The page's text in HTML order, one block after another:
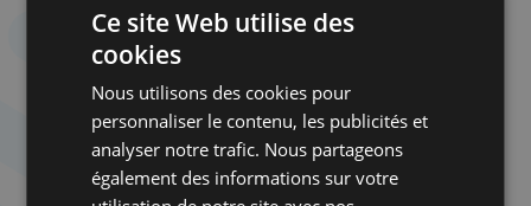
Regev en témoigne : «
Travailler avec l’équipe de
Clarence House
était très différent
compréhensifs et ouverts aux idées.
dans un monde post-Brexit, le Royaume-Uni doit
diversifier ses liens. Depuis les Accords d’Abraham,
il peut le faire avec Israël sans craindre de s’aliéner
Ce site Web utilise des
cookies
Nous utilisons des cookies pour
personnaliser le contenu, les publicités et
analyser notre trafic. Nous partageons
également des informations sur votre